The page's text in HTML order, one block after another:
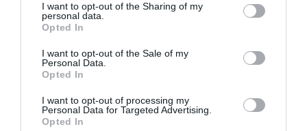
I want to opt-out of the Sharing of my
personal data.
Opted In
I want to opt-out of the Sale of my
Personal Data.
Opted In
I want to opt-out of processing my
Personal Data for Targeted Advertising.
Opted In
Charles i-au căzut ochii pe conacul Apafi, din
localitatea sibiană Mălâncrav. Pentru că imobilul era
în proprietatea statului, nu l-a putut cumpăra. După
ce conacul a fost revendicat de comunitatea
luterană, prinţul a reuşit, în 2002, să-l cumpere cu
5.000 de lire sterline. De asemenea, deţine patru